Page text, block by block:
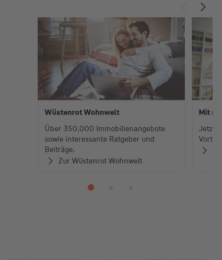
Wüstenrot Wohnwelt
Über 350.000 Immobilienangebote
sowie interessante Ratgeber und
Beiträge.
Zur Wüstenrot Wohnwelt
Mit
Jetzt